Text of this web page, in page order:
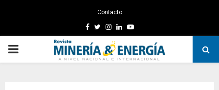
Contacto
Facebook
TwitterInstagram
LinkedinYoutube
PRIMARY